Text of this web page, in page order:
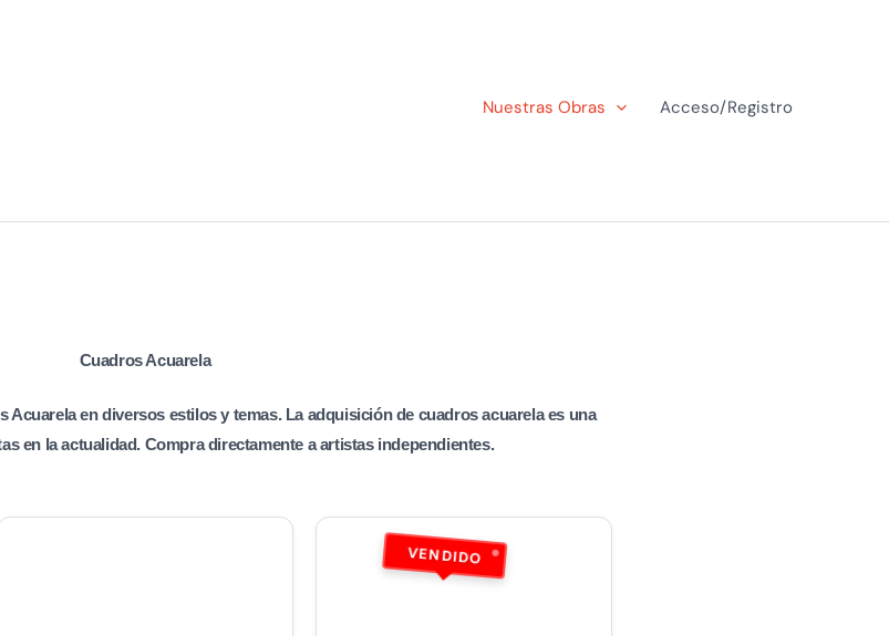
Nuestras Obras Acceso/Registro
Cuadros Acuarela
en diversos estilos y temas. La adquisición de cuadros acuarela es una
en la actualidad. Compra directamente a artistas independientes.
VENDIDO